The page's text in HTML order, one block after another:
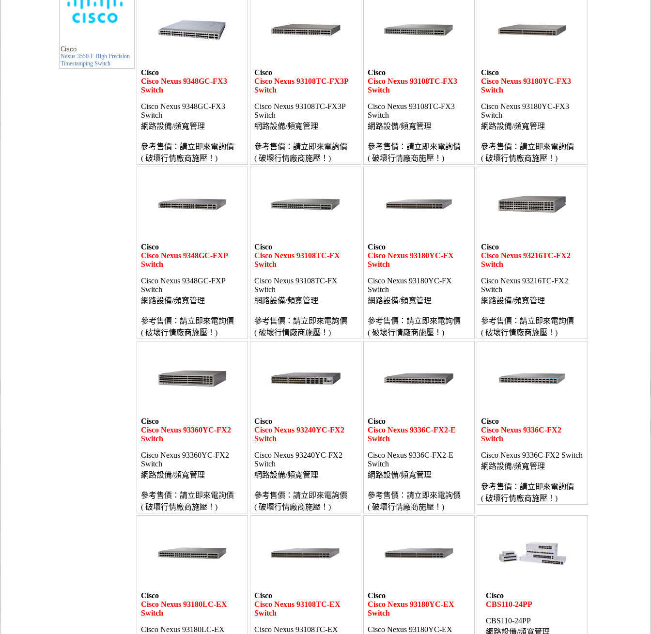
Cisco
Nexus 3550-F High Precision
Timestamping Switch
Cisco
Cisco Nexus 9348GC-FX3
Switch
Cisco Nexus 9348GC-FX3
Switch
網路設備/頻寬管理
參考售價：請立即來電詢價
( 破壞行情廠商施壓！)
Cisco
Cisco Nexus 93108TC-FX3P
Switch
Cisco Nexus 93108TC-FX3P
Switch
網路設備/頻寬管理
參考售價：請立即來電詢價
( 破壞行情廠商施壓！)
Cisco
Cisco Nexus 93108TC-FX3
Switch
Cisco Nexus 93108TC-FX3
Switch
網路設備/頻寬管理
參考售價：請立即來電詢價
( 破壞行情廠商施壓！)
Cisco
Cisco Nexus 93180YC-FX3
Switch
Cisco Nexus 93180YC-FX3
Switch
網路設備/頻寬管理
參考售價：請立即來電詢價
( 破壞行情廠商施壓！)
Cisco
Cisco Nexus 9348GC-FXP
Switch
Cisco Nexus 9348GC-FXP
Switch
網路設備/頻寬管理
參考售價：請立即來電詢價
( 破壞行情廠商施壓！)
Cisco
Cisco Nexus 93108TC-FX
Switch
Cisco Nexus 93108TC-FX
Switch
網路設備/頻寬管理
參考售價：請立即來電詢價
( 破壞行情廠商施壓！)
Cisco
Cisco Nexus 93180YC-FX
Switch
Cisco Nexus 93180YC-FX
Switch
網路設備/頻寬管理
參考售價：請立即來電詢價
( 破壞行情廠商施壓！)
Cisco
Cisco Nexus 93216TC-FX2
Switch
Cisco Nexus 93216TC-FX2
Switch
網路設備/頻寬管理
參考售價：請立即來電詢價
( 破壞行情廠商施壓！)
Cisco
Cisco Nexus 93360YC-FX2
Switch
Cisco Nexus 93360YC-FX2
Switch
網路設備/頻寬管理
參考售價：請立即來電詢價
( 破壞行情廠商施壓！)
Cisco
Cisco Nexus 93240YC-FX2
Switch
Cisco Nexus 93240YC-FX2
Switch
網路設備/頻寬管理
參考售價：請立即來電詢價
( 破壞行情廠商施壓！)
Cisco
Cisco Nexus 9336C-FX2-E
Switch
Cisco Nexus 9336C-FX2-E
Switch
網路設備/頻寬管理
參考售價：請立即來電詢價
( 破壞行情廠商施壓！)
Cisco
Cisco Nexus 9336C-FX2
Switch
Cisco Nexus 9336C-FX2 Switch
網路設備/頻寬管理
參考售價：請立即來電詢價
( 破壞行情廠商施壓！)
Cisco
Cisco Nexus 93180LC-EX
Switch
Cisco Nexus 93180LC-EX
Cisco
Cisco Nexus 93108TC-EX
Switch
Cisco Nexus 93108TC-EX
Cisco
Cisco Nexus 93180YC-EX
Switch
Cisco Nexus 93180YC-EX
Cisco
CBS110-24PP
CBS110-24PP
網路設備/頻寬管理